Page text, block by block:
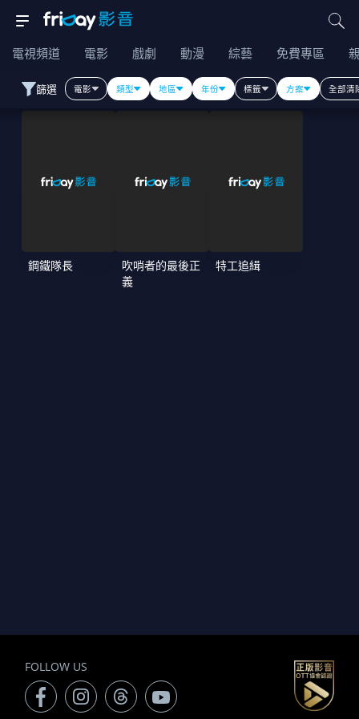
電視頻道 電影 戲劇 動漫 綜藝 免費專區
篩選 電影 類型 地區 年份 標籤 方案 全部清
鋼鐵隊長
吹哨者的最後正
義
特工追緝
FOLLOW US